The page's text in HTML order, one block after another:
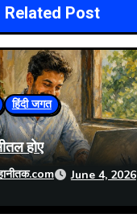
Related Post
हिंदी जगत
होए
June 4, 2026